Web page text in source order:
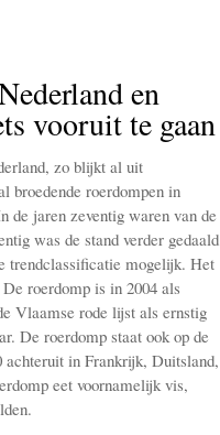
en
vooruit te gaan
zo blijkt al uit
broedende roerdompen in
de jaren zeventig waren van de
was de stand verder gedaald
trendclassificatie mogelijk. Het
roerdomp is in 2004 als
Vlaamse rode lijst als ernstig
De roerdomp staat ook op de
achteruit in Frankrijk, Duitsland,
eet voornamelijk vis,